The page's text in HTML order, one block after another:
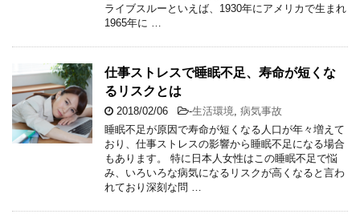
ライブスルーといえば、1930年にアメリカで生まれ
1965年に …
仕事ストレスで睡眠不足、寿命が短くな
るリスクとは
2018/02/06 -生活環境, 病気事故
睡眠不足が原因で寿命が短くなる人口が年々増えて
おり、仕事ストレスの影響から睡眠不足になる場合
もあります。 特に日本人女性はこの睡眠不足で悩
み、いろいろな病気になるリスクが高くなると言わ
れており深刻な問 …